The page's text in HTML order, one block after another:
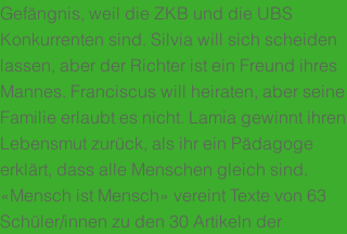
Gefängnis, weil die ZKB und die UBS
Konkurrenten sind. Silvia will sich scheiden
lassen, aber der Richter ist ein Freund ihres
Mannes. Franciscus will heiraten, aber seine
Familie erlaubt es nicht. Lamia gewinnt ihren
Lebensmut zurück, als ihr ein Pädagoge
erklärt, dass alle Menschen gleich sind.
«Mensch ist Mensch» vereint Texte von 63
Schüler/innen zu den 30 Artikeln der